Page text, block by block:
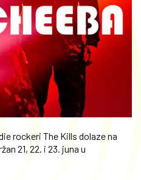
rockeri The Kills dolaze na
21, 22. i 23. juna u